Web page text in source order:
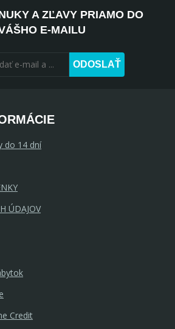
A ZĽAVY PRIAMO DO
E-MAILU
ODOSLAŤ
do 14 dní
ÚDAJOV
Credit